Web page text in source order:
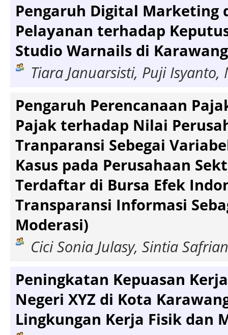
Pengaruh Digital Marketing
Pelayanan terhadap
Studio Warnails di Karawang
Tiara Januarsisti, Puji Isyanto,
Pengaruh Perencanaan
Pajak terhadap Nilai
Tranparansi Sebegai
Kasus pada Perusahaan
Terdaftar di Bursa Efek
Transparansi Informasi
Moderasi)
Cici Sonia Julasy, Sintia
Peningkatan Kepuasan
Negeri XYZ di Kota
Lingkungan Kerja Fisik dan